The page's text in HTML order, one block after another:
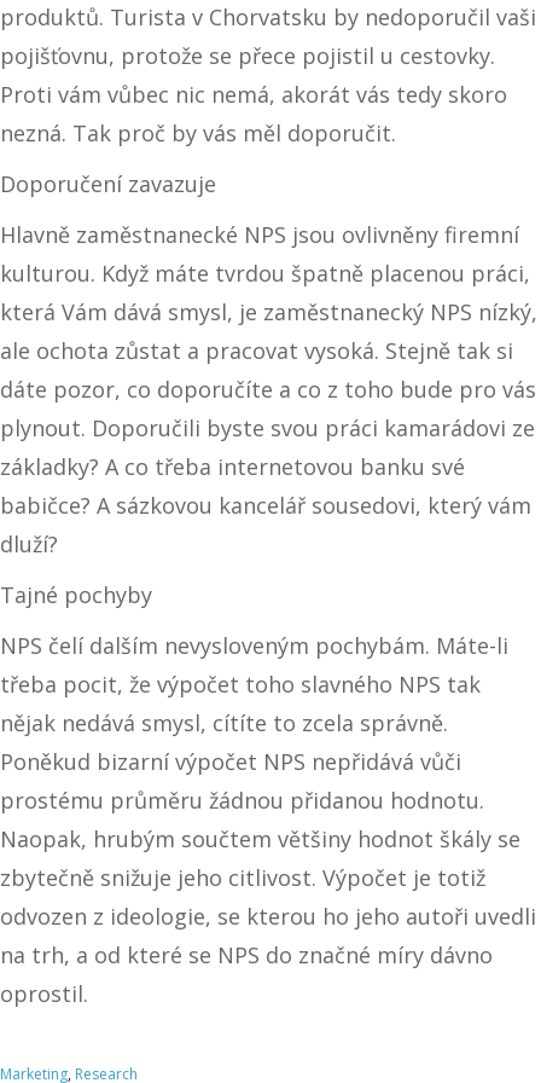
produktů. Turista v Chorvatsku by nedoporučil vaši
pojišťovnu, protože se přece pojistil u cestovky.
Proti vám vůbec nic nemá, akorát vás tedy skoro
nezná. Tak proč by vás měl doporučit.
Doporučení zavazuje
Hlavně zaměstnanecké NPS jsou ovlivněny firemní
kulturou. Když máte tvrdou špatně placenou práci,
která Vám dává smysl, je zaměstnanecký NPS nízký,
ale ochota zůstat a pracovat vysoká. Stejně tak si
dáte pozor, co doporučíte a co z toho bude pro vás
plynout. Doporučili byste svou práci kamarádovi ze
základky? A co třeba internetovou banku své
babičce? A sázkovou kancelář sousedovi, který vám
dluží?
Tajné pochyby
NPS čelí dalším nevysloveným pochybám. Máte-li
třeba pocit, že výpočet toho slavného NPS tak
nějak nedává smysl, cítíte to zcela správně.
Poněkud bizarní výpočet NPS nepřidává vůči
prostému průměru žádnou přidanou hodnotu.
Naopak, hrubým součtem většiny hodnot škály se
zbytečně snižuje jeho citlivost. Výpočet je totiž
odvozen z ideologie, se kterou ho jeho autoři uvedli
na trh, a od které se NPS do značné míry dávno
oprostil.
Marketing, Research